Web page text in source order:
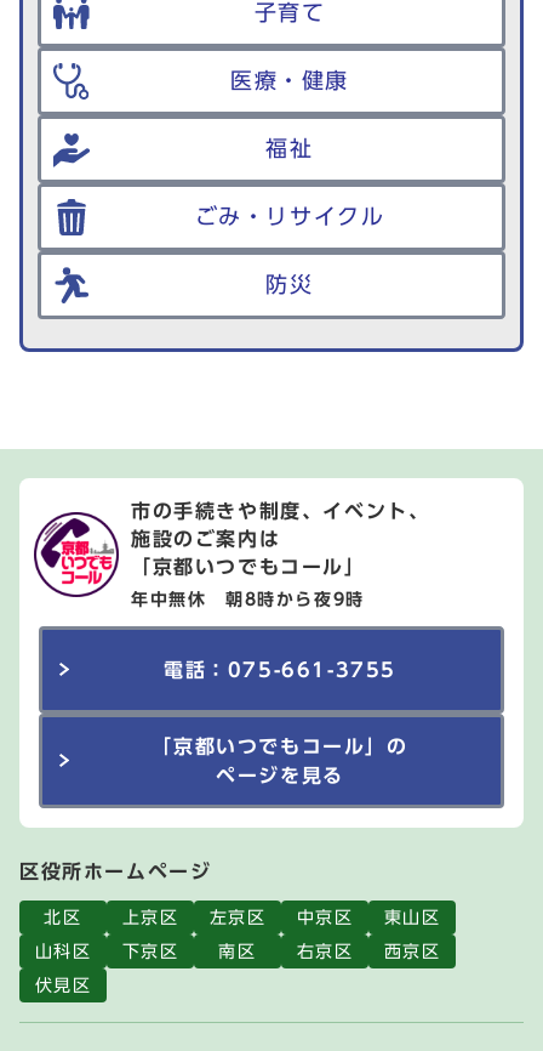
子育て
医療・健康
福祉
ごみ・リサイクル
防災
市の手続きや制度、イベント、
施設のご案内は
「京都いつでもコール」
年中無休 朝8時から夜9時
電話：075-661-3755
「京都いつでもコール」の
ページを見る
区役所ホームページ
北区 上京区 左京区 中京区
東山区
山科区
下京区 南区 右京区
西京区
伏見区